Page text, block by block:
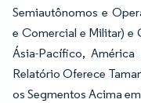
Semiautônomos e
e Comercial e Militar) e
Ásia-Pacífico,
Relatório Oferece
os Segmentos Acima